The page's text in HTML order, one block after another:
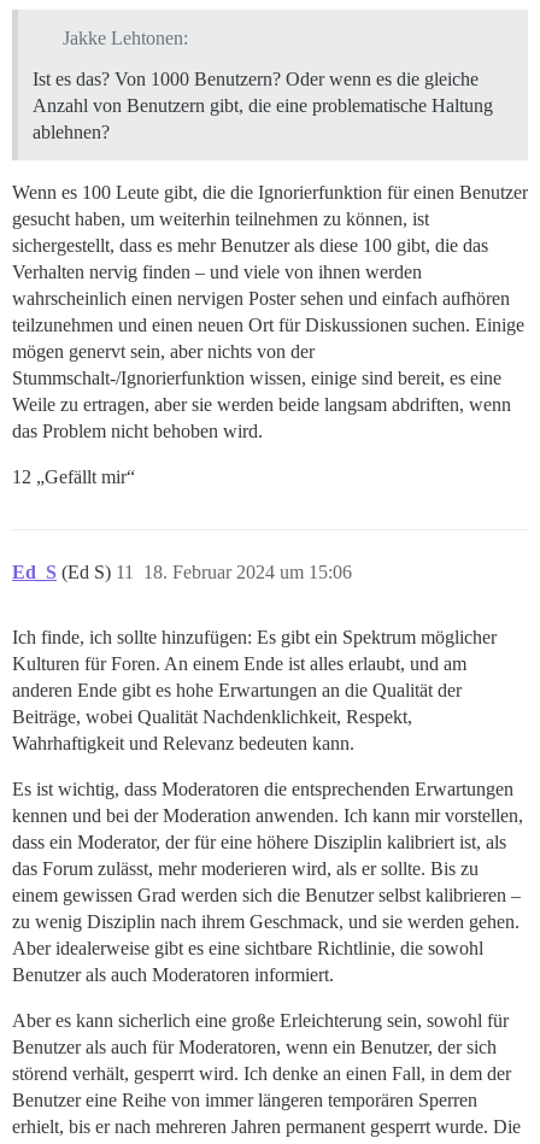
Jakke Lehtonen:
Ist es das? Von 1000 Benutzern? Oder wenn es die gleiche
Anzahl von Benutzern gibt, die eine problematische Haltung
ablehnen?
Wenn es 100 Leute gibt, die die Ignorierfunktion für einen Benutzer
gesucht haben, um weiterhin teilnehmen zu können, ist
sichergestellt, dass es mehr Benutzer als diese 100 gibt, die das
Verhalten nervig finden – und viele von ihnen werden
wahrscheinlich einen nervigen Poster sehen und einfach aufhören
teilzunehmen und einen neuen Ort für Diskussionen suchen. Einige
mögen genervt sein, aber nichts von der
Stummschalt-/Ignorierfunktion wissen, einige sind bereit, es eine
Weile zu ertragen, aber sie werden beide langsam abdriften, wenn
das Problem nicht behoben wird.
12 „Gefällt mir“
Ed_S (Ed S) 18. Februar 2024 um 15:06
11
Ich finde, ich sollte hinzufügen: Es gibt ein Spektrum möglicher
Kulturen für Foren. An einem Ende ist alles erlaubt, und am
anderen Ende gibt es hohe Erwartungen an die Qualität der
Beiträge, wobei Qualität Nachdenklichkeit, Respekt,
Wahrhaftigkeit und Relevanz bedeuten kann.
Es ist wichtig, dass Moderatoren die entsprechenden Erwartungen
kennen und bei der Moderation anwenden. Ich kann mir vorstellen,
dass ein Moderator, der für eine höhere Disziplin kalibriert ist, als
das Forum zulässt, mehr moderieren wird, als er sollte. Bis zu
einem gewissen Grad werden sich die Benutzer selbst kalibrieren –
zu wenig Disziplin nach ihrem Geschmack, und sie werden gehen.
Aber idealerweise gibt es eine sichtbare Richtlinie, die sowohl
Benutzer als auch Moderatoren informiert.
Aber es kann sicherlich eine große Erleichterung sein, sowohl für
Benutzer als auch für Moderatoren, wenn ein Benutzer, der sich
störend verhält, gesperrt wird. Ich denke an einen Fall, in dem der
Benutzer eine Reihe von immer längeren temporären Sperren
erhielt, bis er nach mehreren Jahren permanent gesperrt wurde. Die